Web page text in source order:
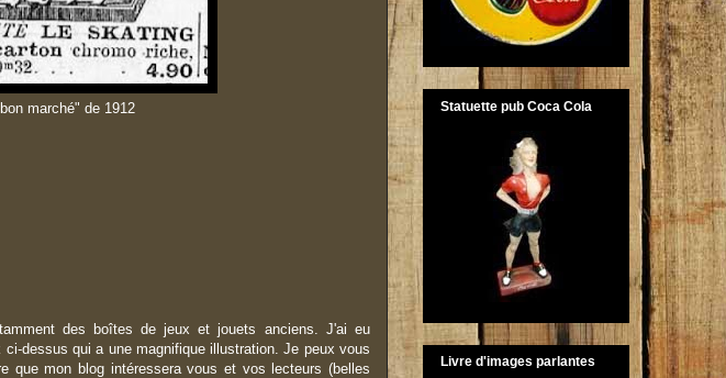
marché" de 1912
des boîtes de jeux et jouets anciens. J'ai eu
dessus qui a une magnifique illustration. Je peux vous
que mon blog intéressera vous et vos lecteurs (belles
Statuette pub Coca Cola
Livre d'images parlantes